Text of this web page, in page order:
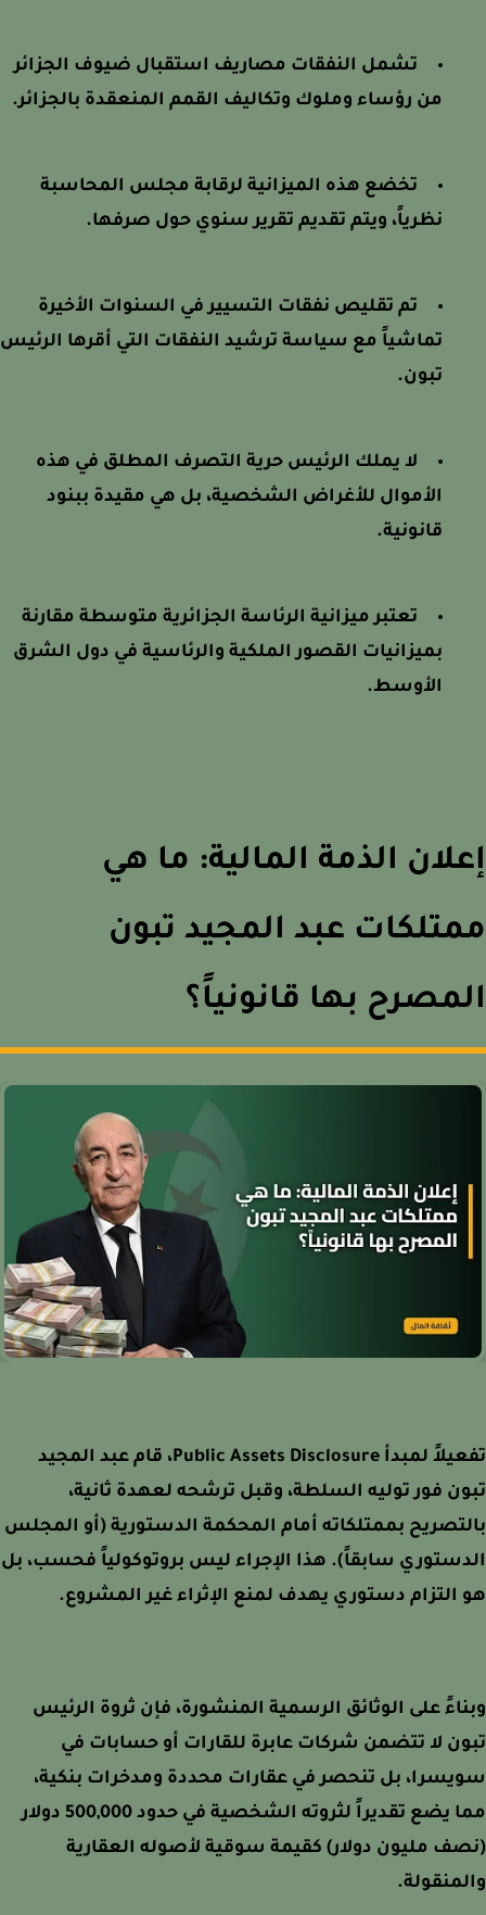
تشمل النفقات مصاريف استقبال ضيوف الجزائر
من رؤساء وملوك وتكاليف القمم المنعقدة بالجزائر.
تخضع هذه الميزانية لرقابة مجلس المحاسبة
نظرياً، ويتم تقديم تقرير سنوي حول صرفها.
تم تقليص نفقات التسيير في السنوات الأخيرة
تماشياً مع سياسة ترشيد النفقات التي أقرها الرئيس
تبون.
لا يملك الرئيس حرية التصرف المطلق في هذه
الأموال للأغراض الشخصية، بل هي مقيدة ببنود
قانونية.
تعتبر ميزانية الرئاسة الجزائرية متوسطة مقارنة
بميزانيات القصور الملكية والرئاسية في دول الشرق
الأوسط.
الذمة المالية: ما هي
عبد المجيد تبون
بها قانونياً؟
تفعيلاً لمبدأ Public Assets Disclosure، قام عبد المجيد
فور توليه السلطة، وقبل ترشحه لعهدة ثانية،
بممتلكاته أمام المحكمة الدستورية (أو المجلس
سابقاً). هذا الإجراء ليس بروتوكولياً فحسب، بل
التزام دستوري يهدف لمنع الإثراء غير المشروع.
على الوثائق الرسمية المنشورة، فإن ثروة الرئيس
لا تتضمن شركات عابرة للقارات أو حسابات في
بل تنحصر في عقارات محددة ومدخرات بنكية،
مما يضع تقديراً لثروته الشخصية في حدود 500,000 دولار
مليون دولار) كقيمة سوقية لأصوله العقارية